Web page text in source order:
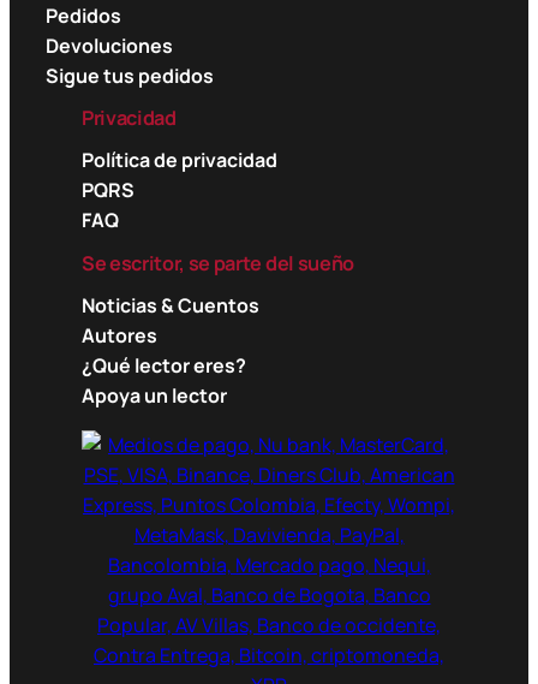
Pedidos
Devoluciones
Sigue tus pedidos
Privacidad
Política de privacidad
PQRS
FAQ
Se escritor, se parte del sueño
Noticias & Cuentos
Autores
¿Qué lector eres?
Apoya un lector